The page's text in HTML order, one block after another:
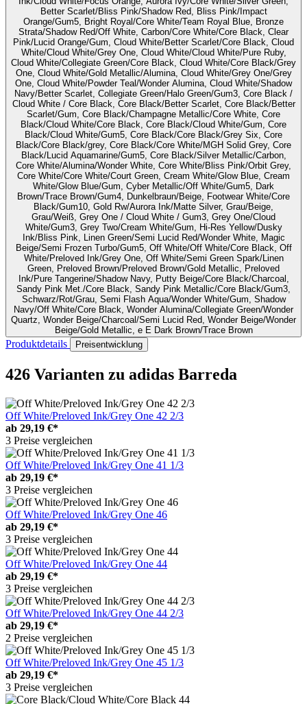
Better Scarlet/Bliss Pink/Shadow Red, Bliss Pink/Impact
Orange/Gum5, Bright Royal/Core White/Team Royal Blue, Bronze
Strata/Shadow Red/Off White, Carbon/Core White/Core Black, Clear
Pink/Lucid Orange/Gum, Cloud White/Better Scarlet/Core Black, Cloud
White/Cloud White/Grey One, Cloud White/Cloud White/Pure Ruby,
Cloud White/Collegiate Green/Core Black, Cloud White/Core Black/Grey
One, Cloud White/Gold Metallic/Alumina, Cloud White/Grey One/Grey
One, Cloud White/Powder Teal/Wonder Alumina, Cloud White/Shadow
Navy/Better Scarlet, Collegiate Green/Halo Green/Gum3, Core Black /
Cloud White / Core Black, Core Black/Better Scarlet, Core Black/Better
Scarlet/Gum, Core Black/Champagne Metallic/Core White, Core
Black/Cloud White/Core Black, Core Black/Cloud White/Gum, Core
Black/Cloud White/Gum5, Core Black/Core Black/Grey Six, Core
Black/Core Black/grey, Core Black/Core White/MGH Solid Grey, Core
Black/Lucid Aquamarine/Gum5, Core Black/Silver Metallic/Carbon,
Core White/Alumina/Wonder White, Core White/Bliss Pink/Orbit Grey,
Core White/Core White/Court Green, Cream White/Glow Blue, Cream
White/Glow Blue/Gum, Cyber Metallic/Off White/Gum5, Dark
Brown/Trace Brown/Gum4, Dunkelbraun/Beige, Footwear White/Core
Black/Gum10, Gold Rw/Aurora Ink/Matte Silver, Grau/Beige,
Grau/Weiß, Grey One / Cloud White / Gum3, Grey One/Cloud
White/Gum3, Grey Two/Cream White/Gum, Hi-Res Yellow/Dusky
Ink/Bliss Pink, Linen Green/Semi Lucid Red/Wonder White, Magic
Beige/Semi Frozen Turbo/Gum5, Off White/Off White/Core Black, Off
White/Preloved Ink/Grey One, Off White/Semi Green Spark/Linen
Green, Preloved Brown/Preloved Brown/Gold Metallic, Preloved
Ink/Pure Tangerine/Shadow Navy, Putty Beige/Core Black/Charcoal,
Sandy Pink Met./Core Black, Sandy Pink Metallic/Core Black/Gum3,
Schwarz/Rot/Grau, Semi Flash Aqua/Wonder White/Gum, Shadow
Navy/Off White/Core Black, Wonder Alumina/Collegiate Green/Wonder
Quartz, Wonder Beige/Charcoal/Semi Lucid Red, Wonder Beige/Wonder
Beige/Gold Metallic, e E Dark Brown/Trace Brown
Produktdetails Preisentwicklung
426 Varianten zu adidas Barreda
Off White/Preloved Ink/Grey One 42 2/3
ab 29,19 €*
3 Preise vergleichen
Off White/Preloved Ink/Grey One 41 1/3
ab 29,19 €*
3 Preise vergleichen
Off White/Preloved Ink/Grey One 46
ab 29,19 €*
3 Preise vergleichen
Off White/Preloved Ink/Grey One 44
ab 29,19 €*
3 Preise vergleichen
Off White/Preloved Ink/Grey One 44 2/3
ab 29,19 €*
2 Preise vergleichen
Off White/Preloved Ink/Grey One 45 1/3
ab 29,19 €*
3 Preise vergleichen